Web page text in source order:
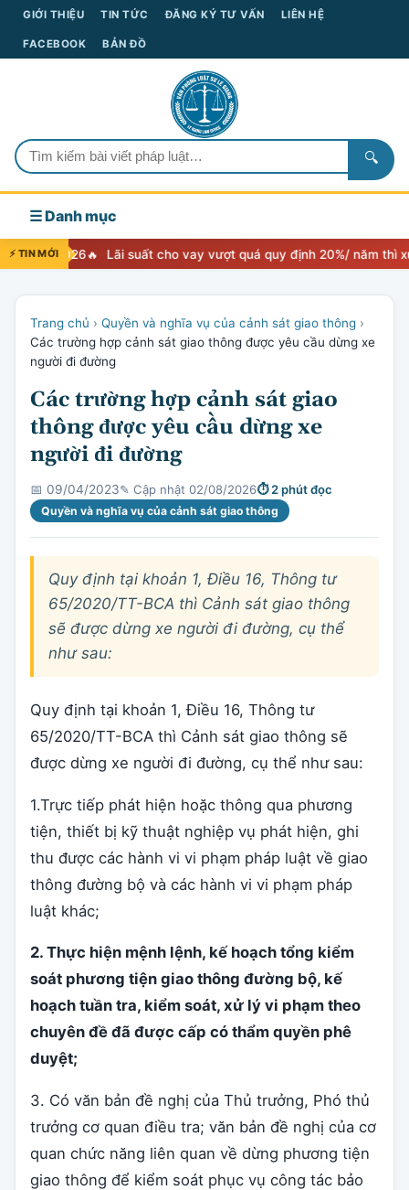
GIỚI THIỆU TIN TỨC ĐĂNG KÝ TƯ VẤN LIÊN HỆ
FACEBOOK BẢN ĐỒ
🔍
☰ Danh mục
⚡ TIN MỚI
2026 Lãi suất cho vay vượt quá quy định 20%/ năm thì xử lý
Trang chủ › Quyền và nghĩa vụ của cảnh sát giao thông ›
Các trường hợp cảnh sát giao thông được yêu cầu dừng xe
người đi đường
Các trường hợp cảnh sát giao
thông được yêu cầu dừng xe
người đi đường
📅 09/04/2023✎ Cập nhật 02/08/2026⏱ 2 phút đọc
Quyền và nghĩa vụ của cảnh sát giao thông
Quy định tại khoản 1, Điều 16, Thông tư
65/2020/TT-BCA thì Cảnh sát giao thông
sẽ được dừng xe người đi đường, cụ thể
như sau:
Quy định tại khoản 1, Điều 16, Thông tư
65/2020/TT-BCA thì Cảnh sát giao thông sẽ
được dừng xe người đi đường, cụ thể như sau:
1.Trực tiếp phát hiện hoặc thông qua phương
tiện, thiết bị kỹ thuật nghiệp vụ phát hiện, ghi
thu được các hành vi vi phạm pháp luật về giao
thông đường bộ và các hành vi vi phạm pháp
luật khác;
2. Thực hiện mệnh lệnh, kế hoạch tổng kiểm
soát phương tiện giao thông đường bộ, kế
hoạch tuần tra, kiểm soát, xử lý vi phạm theo
chuyên đề đã được cấp có thẩm quyền phê
duyệt;
3. Có văn bản đề nghị của Thủ trưởng, Phó thủ
trưởng cơ quan điều tra; văn bản đề nghị của cơ
quan chức năng liên quan về dừng phương tiện
giao thông để kiểm soát phục vụ công tác bảo